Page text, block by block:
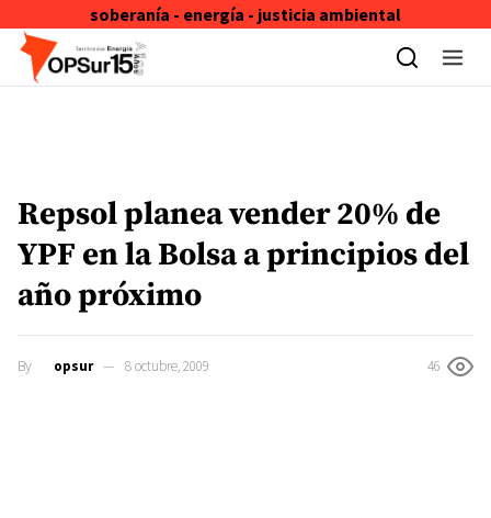
soberanía - energía - justicia ambiental
Skip to content
Repsol planea vender 20% de
YPF en la Bolsa a principios del
año próximo
By opsur 8 octubre, 2009 46